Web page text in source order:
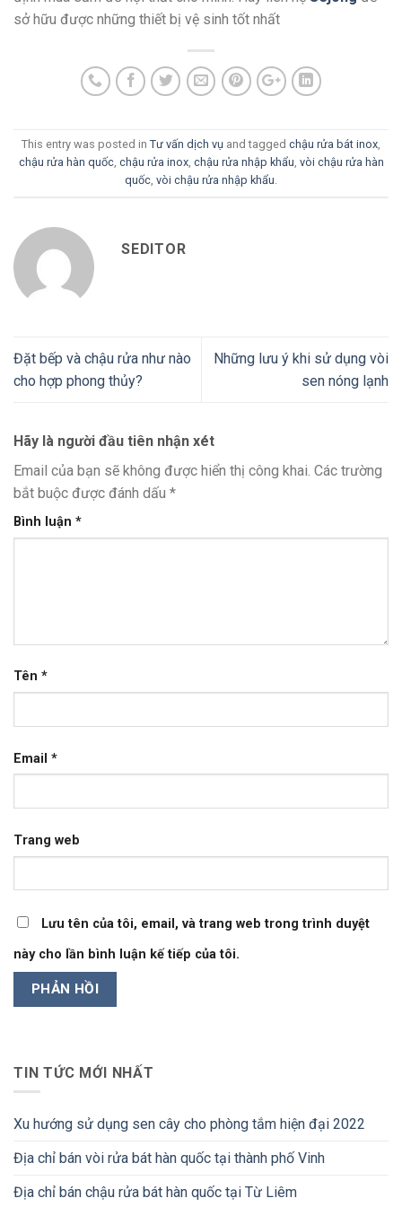
sở hữu được những thiết bị vệ sinh tốt nhất
This entry was posted in Tư vấn dịch vụ and tagged chậu rửa bát inox,
chậu rửa hàn quốc, chậu rửa inox, chậu rửa nhập khẩu, vòi chậu rửa hàn
quốc, vòi chậu rửa nhập khẩu.
SEDITOR
Đặt bếp và chậu rửa như nào
cho hợp phong thủy?
Những lưu ý khi sử dụng vòi
sen nóng lạnh
Hãy là người đầu tiên nhận xét
Email của bạn sẽ không được hiển thị công khai. Các trường
bắt buộc được đánh dấu *
Bình luận *
Tên *
Email *
Trang web
Lưu tên của tôi, email, và trang web trong trình duyệt
này cho lần bình luận kế tiếp của tôi.
TIN TỨC MỚI NHẤT
Xu hướng sử dụng sen cây cho phòng tắm hiện đại 2022
Địa chỉ bán vòi rửa bát hàn quốc tại thành phố Vinh
Địa chỉ bán chậu rửa bát hàn quốc tại Từ Liêm